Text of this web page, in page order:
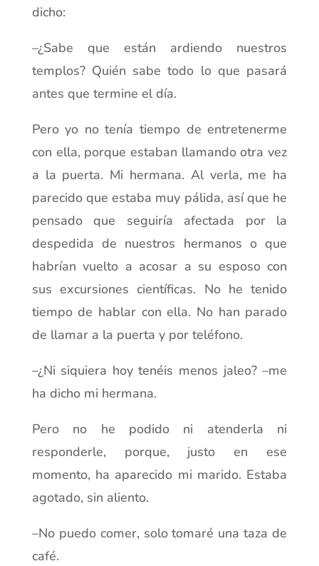
dicho:
–¿Sabe que están ardiendo nuestros
templos? Quién sabe todo lo que pasará
antes que termine el día.
Pero yo no tenía tiempo de entretenerme
con ella, porque estaban llamando otra vez
a la puerta. Mi hermana. Al verla, me ha
parecido que estaba muy pálida, así que he
pensado que seguiría afectada por la
despedida de nuestros hermanos o que
habrían vuelto a acosar a su esposo con
sus excursiones científicas. No he tenido
tiempo de hablar con ella. No han parado
de llamar a la puerta y por teléfono.
–¿Ni siquiera hoy tenéis menos jaleo? –me
ha dicho mi hermana.
Pero no he podido ni atenderla ni
responderle, porque, justo en ese
momento, ha aparecido mi marido. Estaba
agotado, sin aliento.
–No puedo comer, solo tomaré una taza de
café.